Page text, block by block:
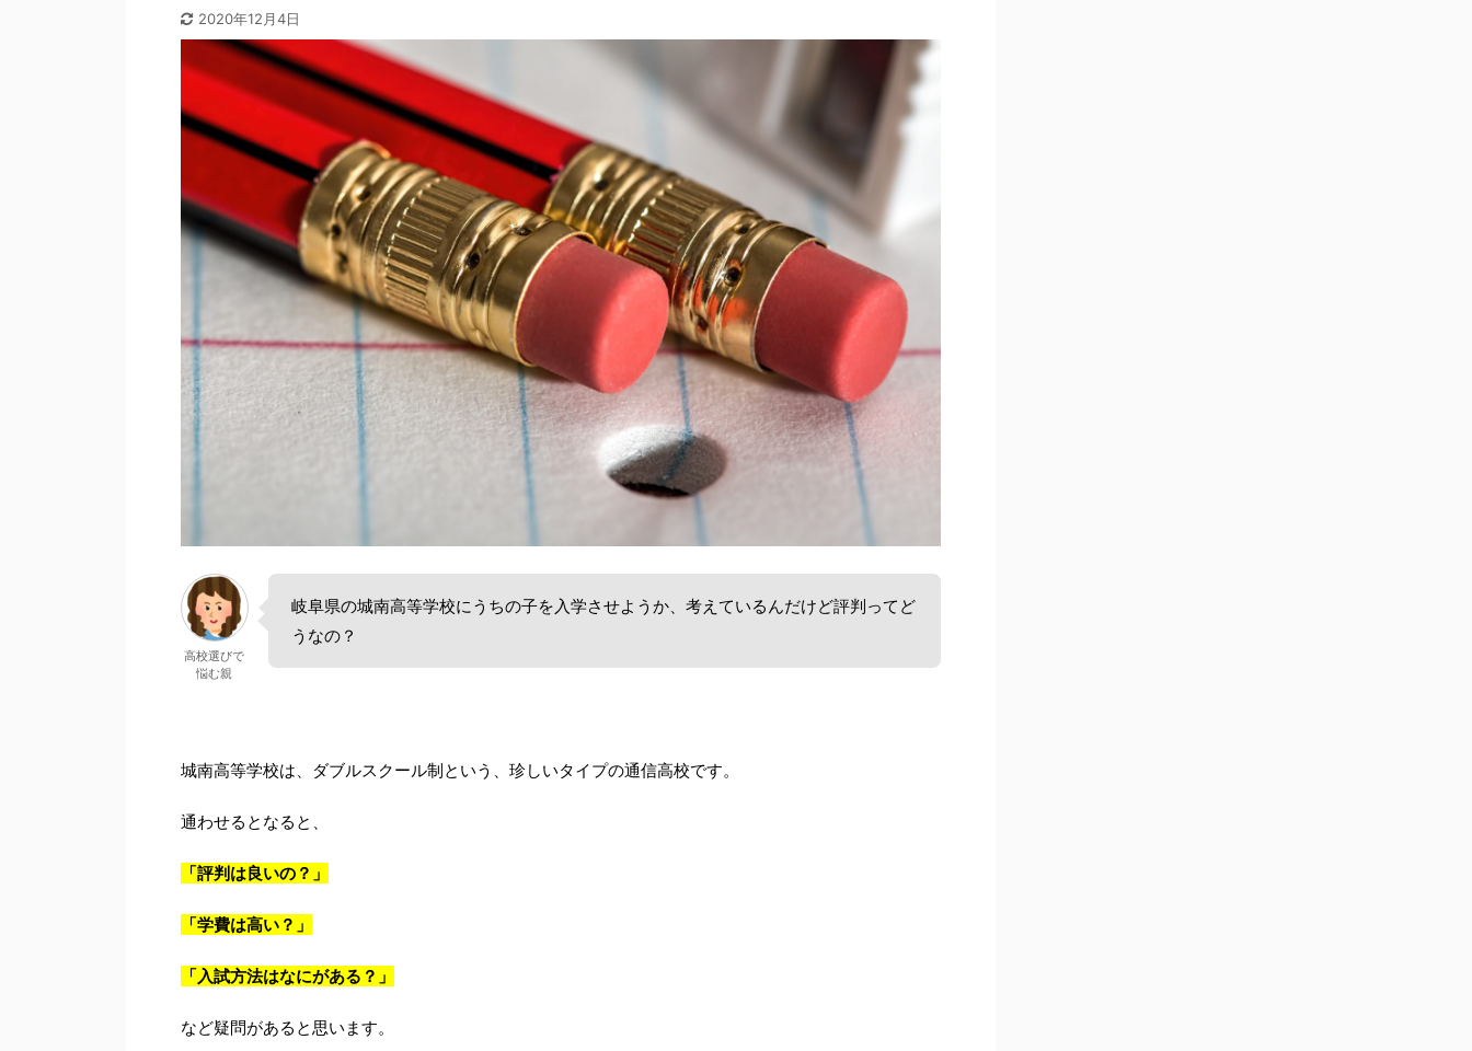
2020年12月4日
高校選びで
悩む親
岐阜県の城南高等学校にうちの子を入学させようか、考えているんだけど評判ってど
うなの？
城南高等学校は、ダブルスクール制という、珍しいタイプの通信高校です。
通わせるとなると、
「評判は良いの？」
「学費は高い？」
「入試方法はなにがある？」
など疑問があると思います。